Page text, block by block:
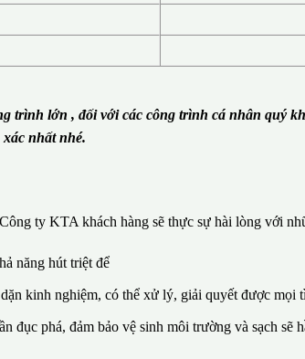
trình lớn , đối với các công trình cá nhân quý
nhất nhé.
ty KTA khách hàng sẽ thực sự hài lòng với
năng hút triệt để
kinh nghiệm, có thể xử lý, giải quyết được mọi
đục phá, đảm bảo vệ sinh môi trường và sạch sẽ